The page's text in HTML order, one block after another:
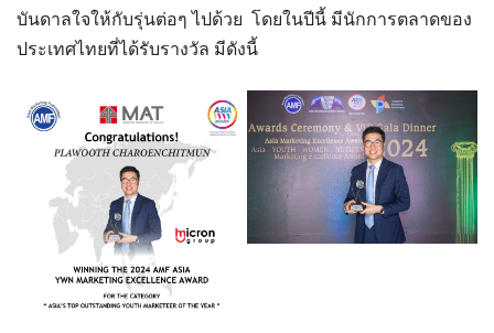
บันดาลใจให้กับรุ่นต่อๆ ไปด้วย โดยในปีนี้ มีนักการตลาดของ
ประเทศไทยที่ได้รับรางวัล มีดังนี้